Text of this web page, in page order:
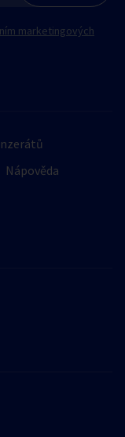
Nápověda
marketingových